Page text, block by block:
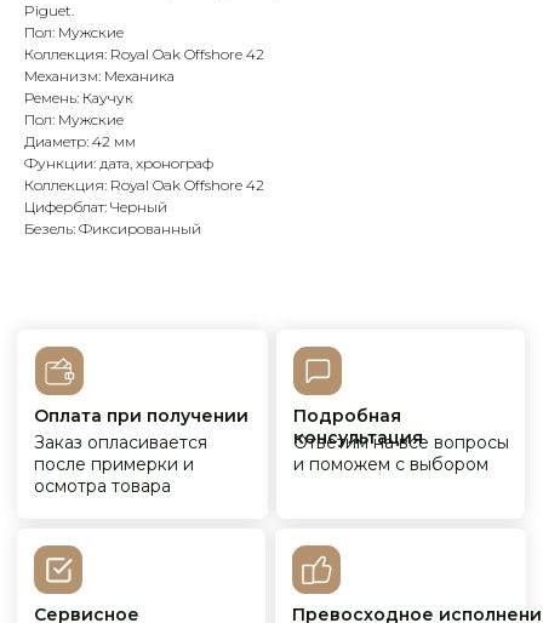
Piguet.
Пол: Мужские
Коллекция: Royal Oak Offshore 42
Механизм: Механика
Ремень: Каучук
Пол: Мужские
Диаметр: 42 мм
Функции: дата, хронограф
Коллекция: Royal Oak Offshore 42
Циферблат: Черный
Безель: Фиксированный
Сервисное
обслуживание
На все товары
распространяется
гарантийные
обязательства